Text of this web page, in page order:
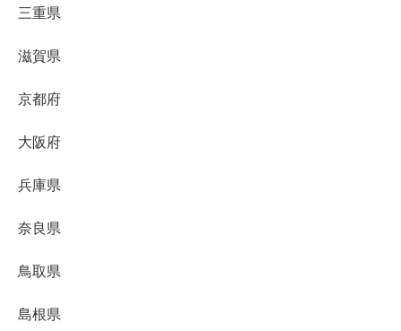
三重県
滋賀県
京都府
大阪府
兵庫県
奈良県
鳥取県
島根県